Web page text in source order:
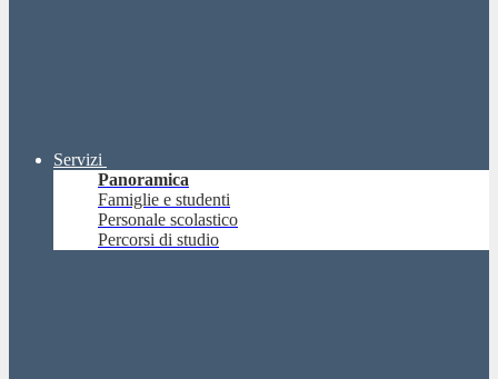
Servizi
Panoramica
Famiglie e studenti
Personale scolastico
Percorsi di studio